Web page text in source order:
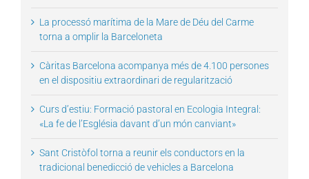
La processó marítima de la Mare de Déu del Carme
torna a omplir la Barceloneta
Càritas Barcelona acompanya més de 4.100 persones
en el dispositiu extraordinari de regularització
Curs d’estiu: Formació pastoral en Ecologia Integral:
«La fe de l’Església davant d’un món canviant»
Sant Cristòfol torna a reunir els conductors en la
tradicional benedicció de vehicles a Barcelona